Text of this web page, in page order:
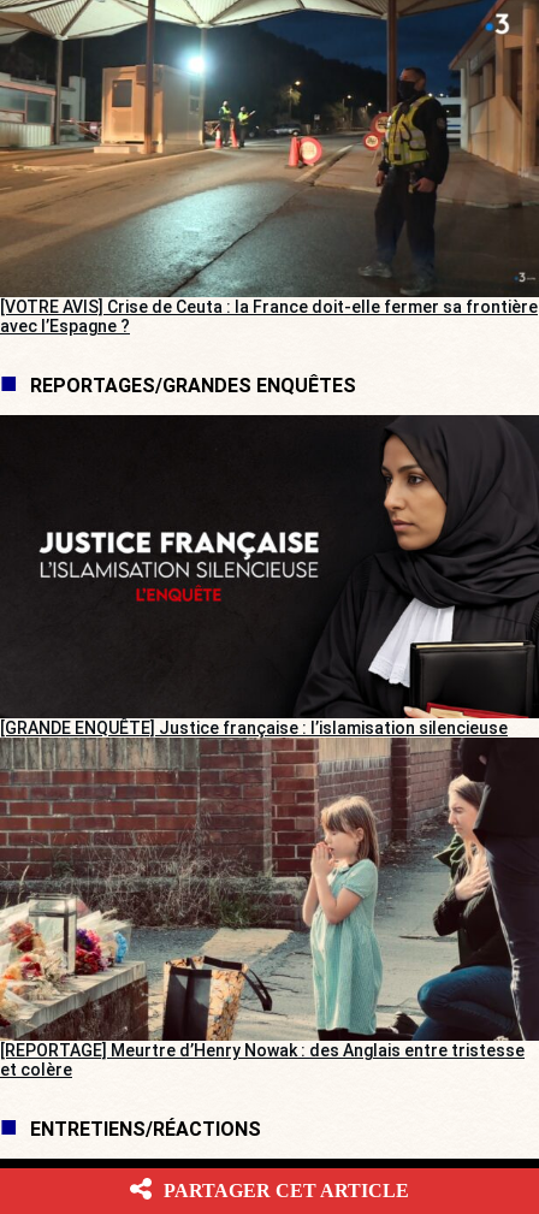
[VOTRE AVIS] Crise de Ceuta : la France doit-elle fermer sa frontière
avec l’Espagne ?
REPORTAGES/GRANDES ENQUÊTES
[GRANDE ENQUÊTE] Justice française : l’islamisation silencieuse
[REPORTAGE] Meurtre d’Henry Nowak : des Anglais entre tristesse
et colère
ENTRETIENS/RÉACTIONS
PARTAGER CET ARTICLE